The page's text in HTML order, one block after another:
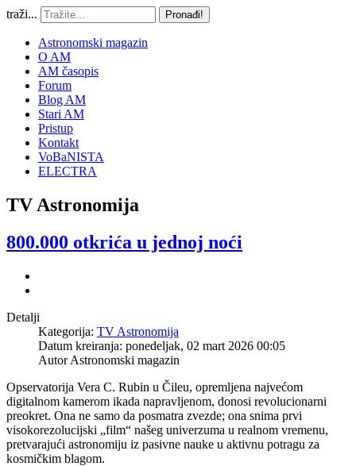
traži... Pronađi!
Astronomski magazin
O AM
AM časopis
Forum
Blog AM
Stari AM
Pristup
Kontakt
VoBaNISTA
ELECTRA
TV Astronomija
800.000 otkrića u jednoj noći
Detalji
Kategorija: TV Astronomija
Datum kreiranja: ponedeljak, 02 mart 2026 00:05
Autor Astronomski magazin
Opservatorija Vera C. Rubin u Čileu, opremljena najvećom
digitalnom kamerom ikada napravljenom, donosi revolucionarni
preokret. Ona ne samo da posmatra zvezde; ona snima prvi
visokorezolucijski „film“ našeg univerzuma u realnom vremenu,
pretvarajući astronomiju iz pasivne nauke u aktivnu potragu za
kosmičkim blagom.